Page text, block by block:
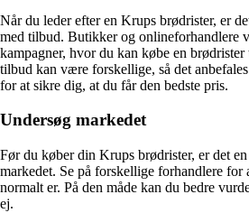
Når du leder efter en Krups brødrister, er
med tilbud. Butikker og onlineforhandlere
kampagner, hvor du kan købe en
tilbud kan være forskellige, så det
for at sikre dig, at du får den bedste pris.
Undersøg markedet
Før du køber din Krups brødrister, er det
markedet. Se på forskellige forhandlere for
normalt er. På den måde kan du bedre
ej.